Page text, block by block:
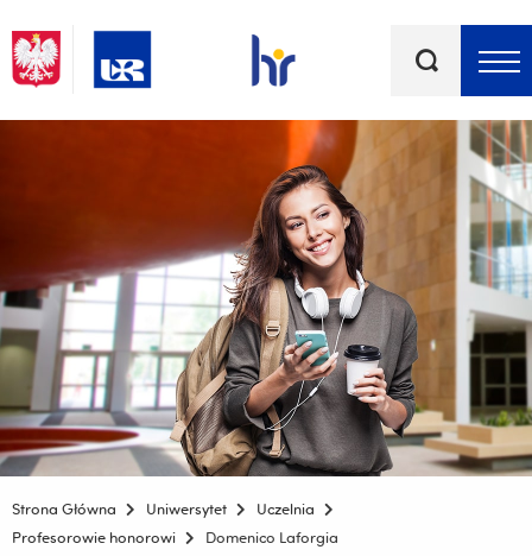
kluczowe
Strona Główna Uniwersytet
Uczelnia
Profesorowie honorowi
Domenico Laforgia